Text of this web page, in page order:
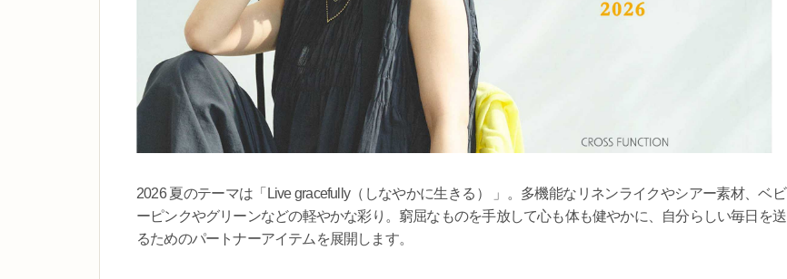
2026 夏のテーマは「Live gracefully（しなやかに生きる） 」。多機能なリネンライクやシアー素材、ベビ
ーピンクやグリーンなどの軽やかな彩り。窮屈なものを手放して心も体も健やかに、自分らしい毎日を送
るためのパートナーアイテムを展開します。